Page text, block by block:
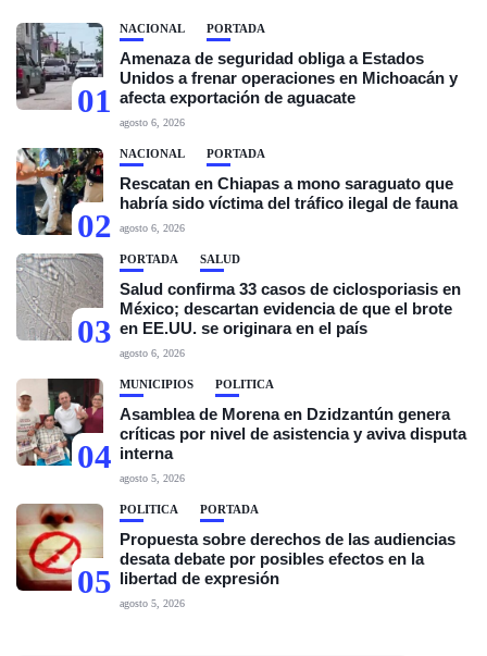
01
NACIONAL PORTADA
Amenaza de seguridad obliga a Estados
Unidos a frenar operaciones en Michoacán y
afecta exportación de aguacate
agosto 6, 2026
02
NACIONAL PORTADA
Rescatan en Chiapas a mono saraguato que
habría sido víctima del tráfico ilegal de fauna
agosto 6, 2026
03
PORTADA SALUD
Salud confirma 33 casos de ciclosporiasis en
México; descartan evidencia de que el brote
en EE.UU. se originara en el país
agosto 6, 2026
04
MUNICIPIOS POLÍTICA
Asamblea de Morena en Dzidzantún genera
críticas por nivel de asistencia y aviva disputa
interna
agosto 5, 2026
05
POLÍTICA PORTADA
Propuesta sobre derechos de las audiencias
desata debate por posibles efectos en la
libertad de expresión
agosto 5, 2026